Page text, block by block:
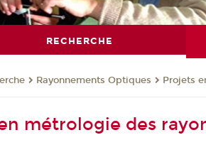
RECHERCHE
Rayonnements Optiques Projets
métrologie des